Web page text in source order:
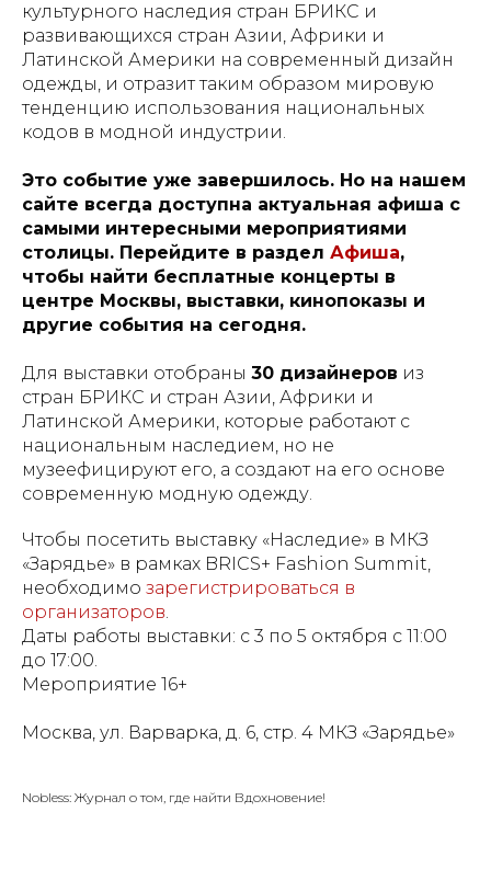
культурного наследия стран БРИКС и
развивающихся стран Азии, Африки и
Латинской Америки на современный дизайн
одежды, и отразит таким образом мировую
тенденцию использования национальных
кодов в модной индустрии.
Это событие уже завершилось. Но на нашем
сайте всегда доступна актуальная афиша с
самыми интересными мероприятиями
столицы. Перейдите в раздел Афиша,
чтобы найти бесплатные концерты в
центре Москвы, выставки, кинопоказы и
другие события на сегодня.
Для выставки отобраны 30 дизайнеров из
стран БРИКС и стран Азии, Африки и
Латинской Америки, которые работают с
национальным наследием, но не
музеефицируют его, а создают на его основе
современную модную одежду.
Чтобы посетить выставку «Наследие» в МКЗ
«Зарядье» в рамках BRICS+ Fashion Summit,
необходимо зарегистрироваться в
организаторов.
Даты работы выставки: c 3 по 5 октября с 11:00
до 17:00.
Мероприятие 16+
Москва, ул. Варварка, д. 6, стр. 4 МКЗ «Зарядье»
Nobless: Журнал о том, где найти Вдохновение!